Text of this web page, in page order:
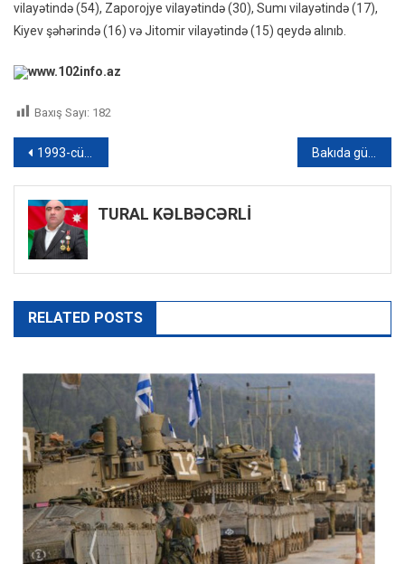
vilayətində (54), Zaporojye vilayətində (30), Sumı vilayətində (17),
Kiyev şəhərində (16) və Jitomir vilayətində (15) qeydə alınıb.
www.102info.az
Baxış Sayı: 182
Yazı
naviqasiyası
1993-cü ilin iyunun 15-dən bu günə: Deputat rəqəmlərlə izah verdi
TURAL KƏLBƏCƏRLİ
RELATED POSTS